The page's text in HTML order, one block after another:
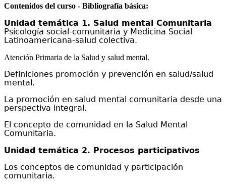
Contenidos del curso - Bibliografía básica:
Unidad temática 1. Salud mental Comunitaria
Psicología social-comunitaria y Medicina Social
Latinoamericana-salud colectiva.
Atención Primaria de la Salud y salud mental.
Definiciones promoción y prevención en salud/salud
mental.
La promoción en salud mental comunitaria desde una
perspectiva integral.
El concepto de comunidad en la Salud Mental
Comunitaria.
Unidad temática 2. Procesos participativos
Los conceptos de comunidad y participación
comunitaria.